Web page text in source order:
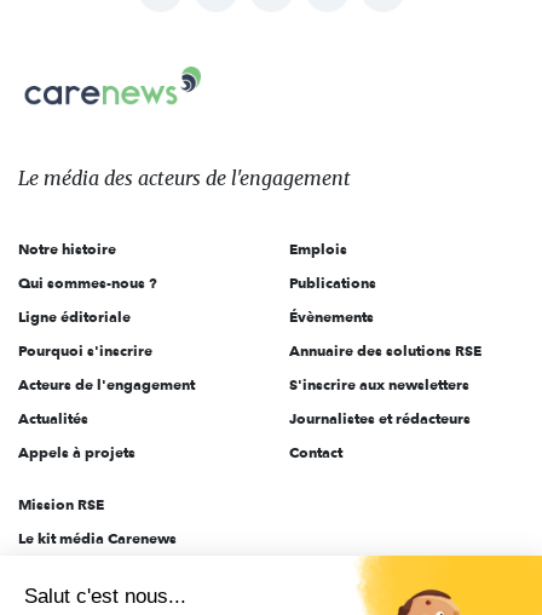
sur:
Le
des
l'engagement
Le média des acteurs de l'engagement
Notre histoire
Qui sommes-nous ?
Ligne éditoriale
Pourquoi s'inscrire
Acteurs de l'engagement
Actualités
Appels à projets
Emplois
Publications
Évènements
Annuaire des solutions RSE
S'inscrire aux newsletters
Journalistes et rédacteurs
Contact
Mission RSE
Le kit média Carenews
AEF info
Salut c'est nous...